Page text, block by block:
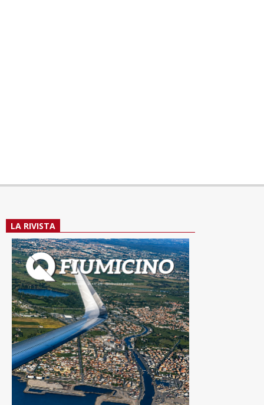
LA RIVISTA